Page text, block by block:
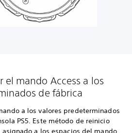
el mando Access a los
de fábrica
a los valores predeterminados
PS5. Este método de reinicio
a los espacios del mando.